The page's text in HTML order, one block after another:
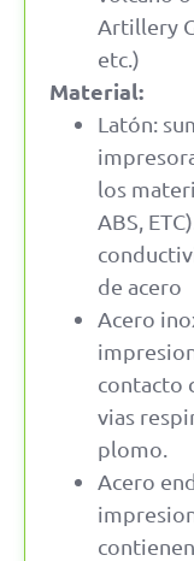
Artillery
etc.)
Material:
Latón:
los
ABS,
de acero
Acero
contacto
vias
plomo.
Acero